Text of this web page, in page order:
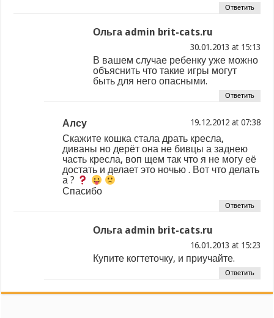
Ответить
Ольга admin brit-cats.ru
at
В вашем случае ребенку уже можно
объяснить что такие игры могут
быть для него опасными.
Ответить
Алсу at
Скажите кошка стала драть кресла,
диваны но дерёт она не бивцы а заднею
часть кресла, воп щем так что я не могу её
достать и делает это ночью . Вот что делать
а ?
Спасибо
Ответить
Ольга admin brit-cats.ru
at
Купите когтеточку, и приучайте.
Ответить